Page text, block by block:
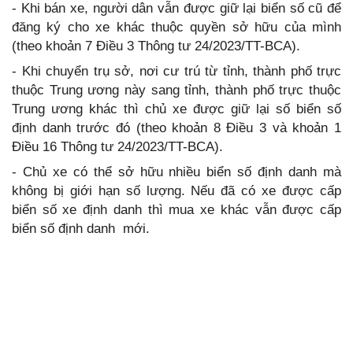
- Khi bán xe, người dân vẫn được giữ lại biển số cũ để
đăng ký cho xe khác thuộc quyền sở hữu của mình
(theo khoản 7 Điều 3 Thông tư 24/2023/TT-BCA).
- Khi chuyển trụ sở, nơi cư trú từ tỉnh, thành phố trực
thuộc Trung ương này sang tỉnh, thành phố trực thuộc
Trung ương khác thì chủ xe được giữ lại số biển số
định danh trước đó (theo khoản 8 Điều 3 và khoản 1
Điều 16 Thông tư 24/2023/TT-BCA).
- Chủ xe có thể sở hữu nhiều biển số định danh mà
không bị giới hạn số lượng. Nếu đã có xe được cấp
biển số xe định danh thì mua xe khác vẫn được cấp
biển số định danh mới.